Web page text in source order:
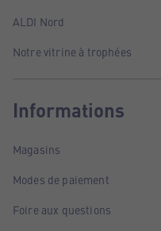
ALDI Nord
Notre vitrine à trophées
Informations
Magasins
Modes de paiement
Foire aux questions